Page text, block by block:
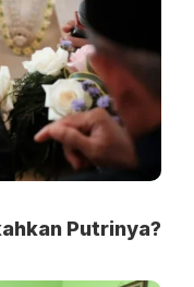
Putrinya?